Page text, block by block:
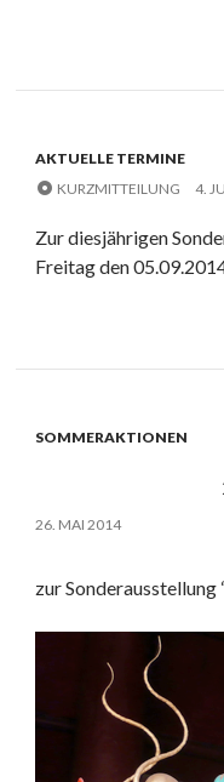
AKTUELLE TERMINE
KURZMITTEILUNG
4.
Zur diesjährigen
Freitag den
SOMMERAKTIONEN
26. MAI 2014
zur Sonderausstellung